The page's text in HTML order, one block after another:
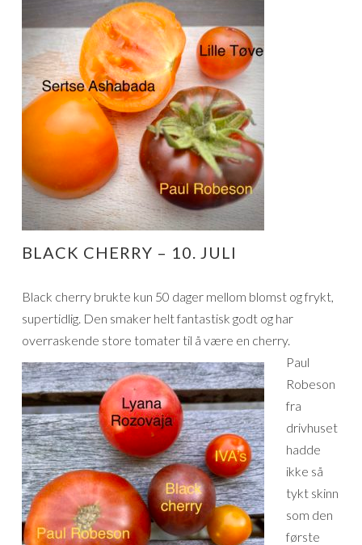
BLACK CHERRY – 10. JULI
Black cherry brukte kun 50 dager mellom blomst og frykt,
supertidlig. Den smaker helt fantastisk godt og har
overraskende store tomater til å være en cherry.
Paul
Robeson
fra
drivhuset
hadde
ikke så
tykt skinn
som den
første